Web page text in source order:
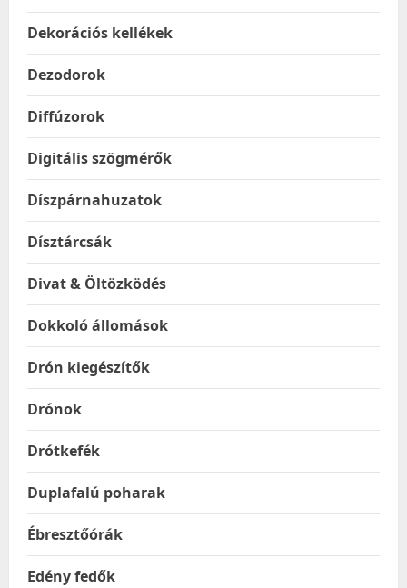
Dekorációs kellékek
Dezodorok
Diffúzorok
Digitális szögmérők
Díszpárnahuzatok
Dísztárcsák
Divat & Öltözködés
Dokkoló állomások
Drón kiegészítők
Drónok
Drótkefék
Duplafalú poharak
Ébresztőórák
Edény fedők